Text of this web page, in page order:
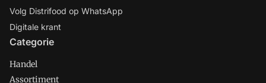
Volg Distrifood op WhatsApp
Digitale krant
Categorie
Handel
Assortiment